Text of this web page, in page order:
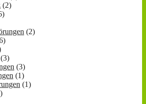
(2)
(2)
(3)
(3)
(1)
(1)